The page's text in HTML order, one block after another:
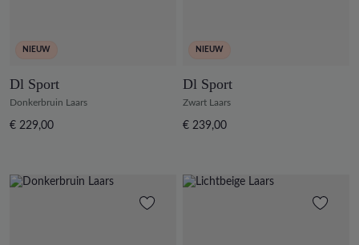
NIEUW
Dl Sport
Donkerbruin Laars
€ 229,00
NIEUW
Dl Sport
Zwart Laars
€ 239,00